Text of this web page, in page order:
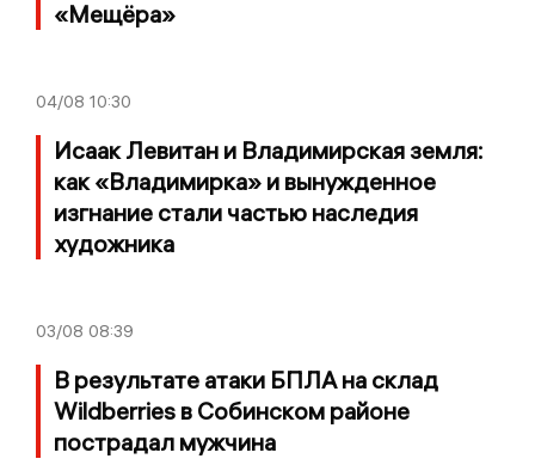
«Мещёра»
04/08 10:30
Исаак Левитан и Владимирская земля:
как «Владимирка» и вынужденное
изгнание стали частью наследия
художника
03/08 08:39
В результате атаки БПЛА на склад
Wildberries в Собинском районе
пострадал мужчина